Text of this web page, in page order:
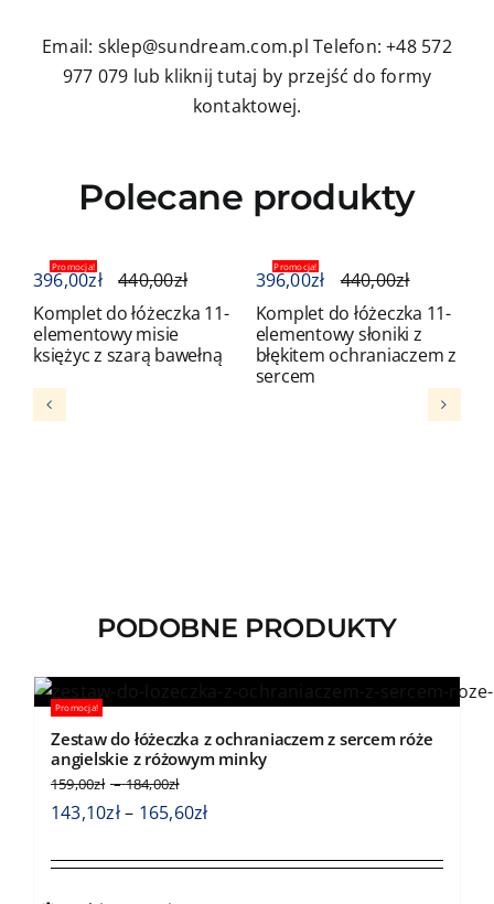
Email: sklep@sundream.com.pl Telefon: +48 572
977 079 lub kliknij tutaj by przejść do formy
kontaktowej.
Polecane produkty
440,00zł
396,00zł
Promocja!
Komplet do łóżeczka 11-
elementowy misie
księżyc z szarą bawełną
440,00zł
396,00zł
Promocja!
Komplet do łóżeczka 11-
elementowy słoniki z
błękitem ochraniaczem z
sercem
PODOBNE PRODUKTY
Promocja!
Zestaw do łóżeczka z ochraniaczem z sercem róże
angielskie z różowym minky
159,00zł –184,00zł
cen:
143,10zł– 165,60złZakres
od